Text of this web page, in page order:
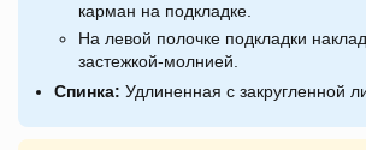
карман на подкладке.
На левой полочке подкладки
застежкой-молнией.
Спинка: Удлиненная с закругленной